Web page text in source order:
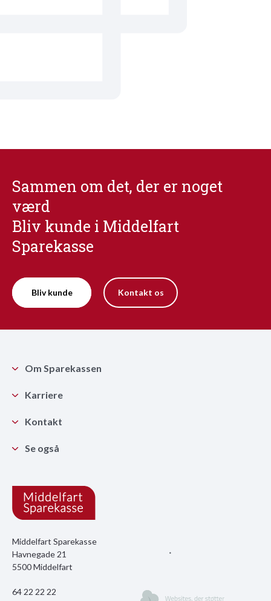
Sammen om det, der er noget
værd
Bliv kunde i Middelfart
Sparekasse
Bliv kunde Kontakt os
Middelfart Sparekasse
Havnegade 21
5500 Middelfart
64 22 22 22
Om Sparekassen
Karriere
Kontakt
Se også